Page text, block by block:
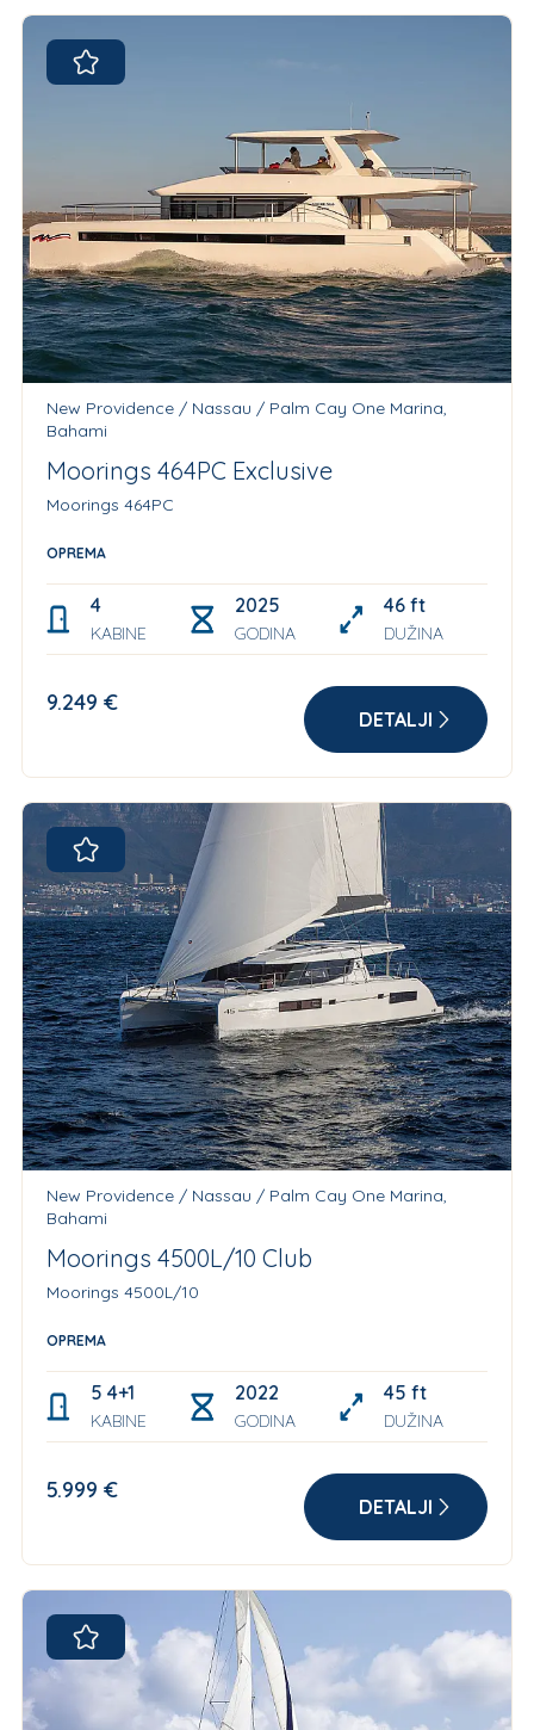
New Providence / Nassau / Palm Cay One Marina,
Bahami
Moorings 464PC Exclusive
Moorings 464PC
OPREMA
4
KABINE
2025
GODINA
46 ft
DUŽINA
9.249 €
DETALJI
New Providence / Nassau / Palm Cay One Marina,
Bahami
Moorings 4500L/10 Club
Moorings 4500L/10
OPREMA
5 4+1 skipper
KABINE
2022
GODINA
45 ft
DUŽINA
5.999 €
DETALJI